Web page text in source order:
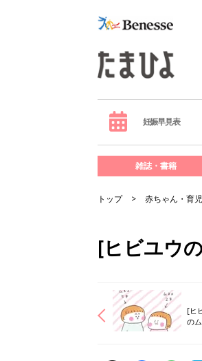
妊娠早見表
雑誌・書籍
トップ 赤ちゃん・育児
[ヒビユウ
[ヒ
の